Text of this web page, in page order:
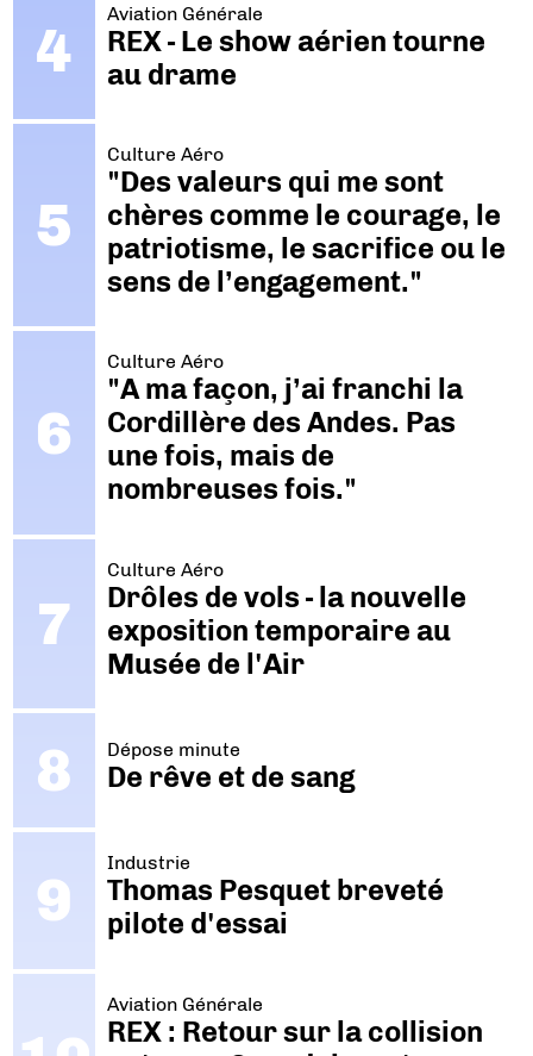
Aviation Générale
REX - Le show aérien tourne
au drame
Culture Aéro
"Des valeurs qui me sont
chères comme le courage, le
patriotisme, le sacrifice ou le
sens de l’engagement."
Culture Aéro
"A ma façon, j’ai franchi la
Cordillère des Andes. Pas
une fois, mais de
nombreuses fois."
Culture Aéro
Drôles de vols - la nouvelle
exposition temporaire au
Musée de l'Air
Dépose minute
De rêve et de sang
Industrie
Thomas Pesquet breveté
pilote d'essai
Aviation Générale
REX : Retour sur la collision